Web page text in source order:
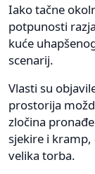
Iako tačne
potpunosti
kuće
scenarij.
Vlasti su
prostorija
zločina
sjekire i kramp,
velika torba.